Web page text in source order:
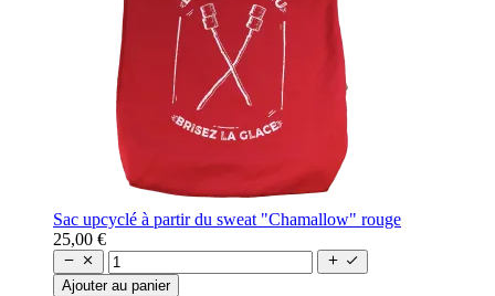
Sac upcyclé à partir du sweat "Chamallow" rouge
25,00 €
   
Ajouter au panier